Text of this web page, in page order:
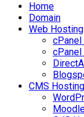
Home
Domain
Web Hosting
cPanel
CMS Hosting